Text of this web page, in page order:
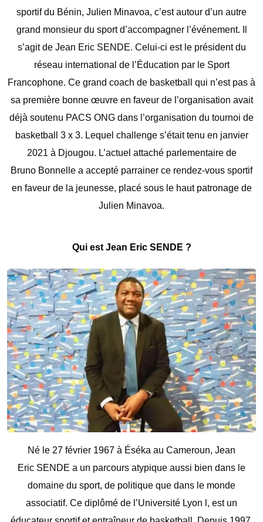
sportif du Bénin, Julien Minavoa, c’est autour d’un autre
grand monsieur du sport d’accompagner l’événement. Il
s’agit de Jean Eric SENDE. Celui-ci est le président du
réseau international de l’Éducation par le Sport
Francophone. Ce grand coach de basketball qui n’est pas à
sa première bonne œuvre en faveur de l’organisation avait
déjà soutenu PACS ONG dans l’organisation du tournoi de
basketball 3 x 3. Lequel challenge s’était tenu en janvier
2021 à Djougou. L’actuel attaché parlementaire de
Bruno Bonnelle a accepté parrainer ce rendez-vous sportif
en faveur de la jeunesse, placé sous le haut patronage de
Julien Minavoa.
Qui est Jean Eric SENDE ?
Né le 27 février 1967 à Éséka au Cameroun, Jean
Eric SENDE a un parcours atypique aussi bien dans le
domaine du sport, de politique que dans le monde
associatif. Ce diplômé de l’Université Lyon l, est un